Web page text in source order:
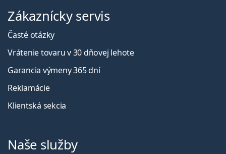
Zákaznícky servis
Časté otázky
Vrátenie tovaru v 30 dňovej lehote
Garancia výmeny 365 dní
Reklamácie
Klientská sekcia
Naše služby